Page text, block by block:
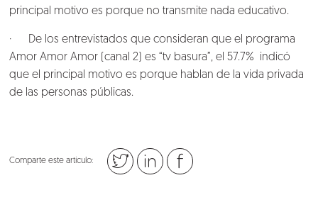
principal motivo es porque no transmite nada educativo.
· De los entrevistados que consideran que el programa
Amor Amor Amor (canal 2) es “tv basura”, el 57.7% indicó
que el principal motivo es porque hablan de la vida privada
de las personas públicas.
Comparte este artículo: